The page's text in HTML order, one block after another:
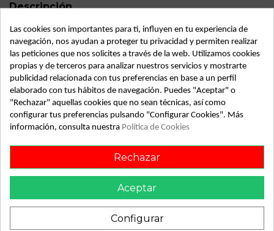
Descripción
Recambio de mando climatizador para hyundai ix35
referencia OEM IAM 972052Y301 C30N
Vehículo de origen
Las cookies son importantes para ti, influyen en tu experiencia de
navegación, nos ayudan a proteger tu privacidad y permiten realizar
las peticiones que nos solicites a través de la web. Utilizamos cookies
propias y de terceros para analizar nuestros servicios y mostrarte
publicidad relacionada con tus preferencias en base a un perfil
elaborado con tus hábitos de navegación. Puedes "Aceptar" o
"Rechazar" aquellas cookies que no sean técnicas, así como
configurar tus preferencias pulsando "Configurar Cookies". Más
información, consulta nuestra Política de Cookies
Rechazar
Aceptar
Configurar